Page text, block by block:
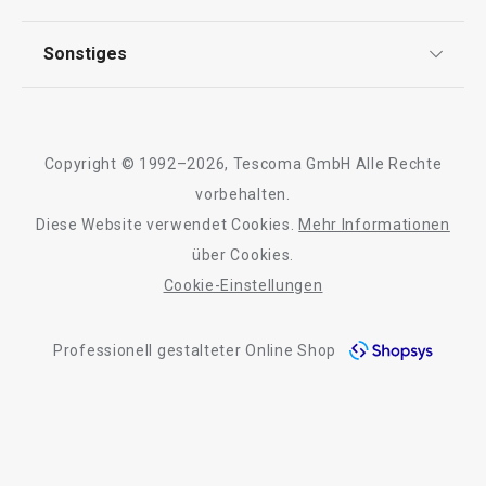
Kontaktformular
Qualität
Sonstiges
Barrierefreiheit
Copyright © 1992–2026, Tescoma GmbH Alle Rechte
vorbehalten.
Diese Website verwendet Cookies.
Mehr Informationen
über Cookies.
Cookie-Einstellungen
Professionell gestalteter Online Shop